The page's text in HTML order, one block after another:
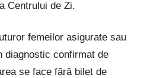
Centrului de Zi.
femeilor asigurate sau
diagnostic confirmat de
se face fără bilet de